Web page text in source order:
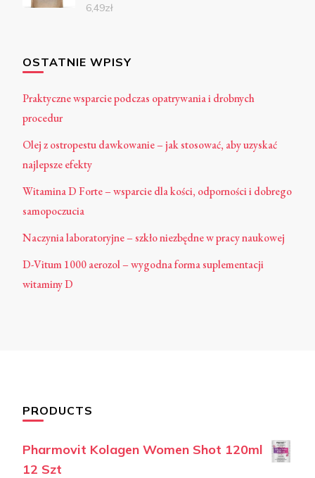
6,49zł
OSTATNIE WPISY
Praktyczne wsparcie podczas opatrywania i drobnych
procedur
Olej z ostropestu dawkowanie – jak stosować, aby uzyskać
najlepsze efekty
Witamina D Forte – wsparcie dla kości, odporności i dobrego
samopoczucia
Naczynia laboratoryjne – szkło niezbędne w pracy naukowej
D-Vitum 1000 aerozol – wygodna forma suplementacji
witaminy D
PRODUCTS
Pharmovit Kolagen Women Shot 120ml
12 Szt